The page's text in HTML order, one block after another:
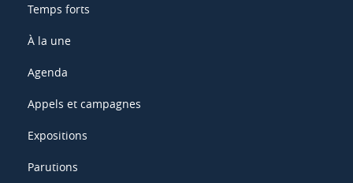
Temps forts
À la une
Agenda
Appels et campagnes
Expositions
Parutions